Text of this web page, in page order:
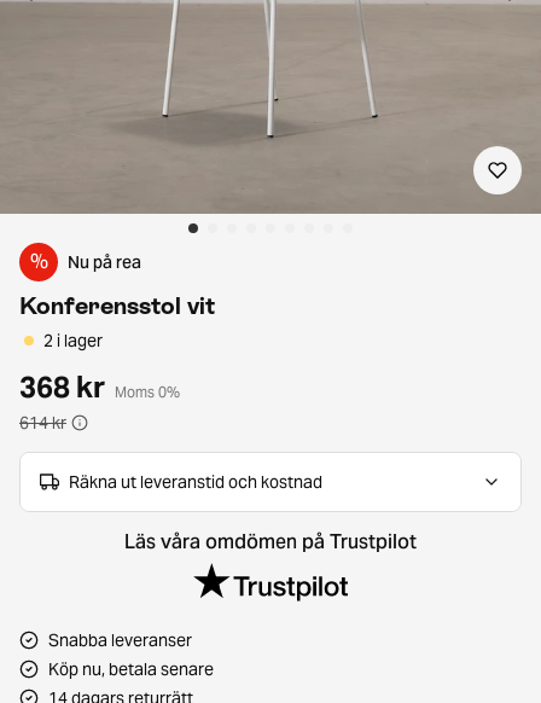
% Nu på rea
Konferensstol vit
2 i lager
368 kr Moms 0%
614 kr
Räkna ut leveranstid och kostnad
Läs våra omdömen på Trustpilot
Snabba leveranser
Köp nu, betala senare
14 dagars returrätt